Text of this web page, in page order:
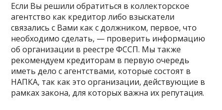
Если Вы решили обратиться в коллекторское
агентство как кредитор либо взыскатели
связались с Вами как с должником, первое, что
необходимо сделать, — проверить информацию
об организации в реестре ФССП. Мы также
рекомендуем кредиторам в первую очередь
иметь дело с агентствами, которые состоят в
НАПКА, так как это организации, действующие в
рамках закона, для которых важна их репутация.